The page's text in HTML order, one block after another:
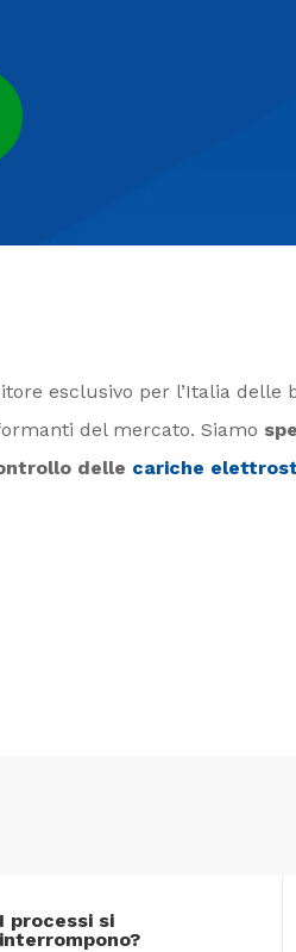
esclusivo per l’Italia delle
del mercato.Siamo
delle cariche
I processi si
interrompono?